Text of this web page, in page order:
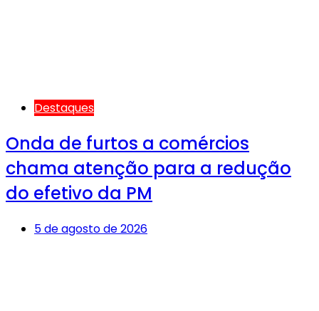
Destaques
Onda de furtos a comércios
chama atenção para a redução
do efetivo da PM
5 de agosto de 2026